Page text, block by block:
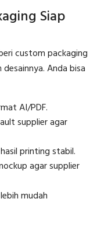
Siap
custom packaging
Anda bisa
AI/PDF.
supplier agar
printing stabil.
agar supplier
mudah